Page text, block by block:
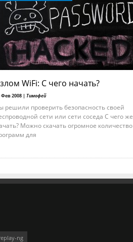
WiFi: С чего начать?
Фев 2008 | Тимофей
решили проверить безопасность своей
сети или сети соседа С чего же
Можно скачать огромное количество
для
ng